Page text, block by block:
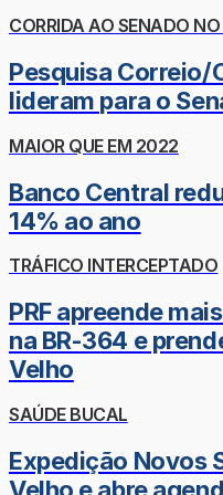
CORRIDA AO SENADO
Pesquisa Correio/
lideram para o
MAIOR QUE EM 2022
Banco Central
14% ao ano
TRÁFICO INTERCEPTADO
PRF apreende
na BR-364 e
Velho
SAÚDE BUCAL
Expedição Novos